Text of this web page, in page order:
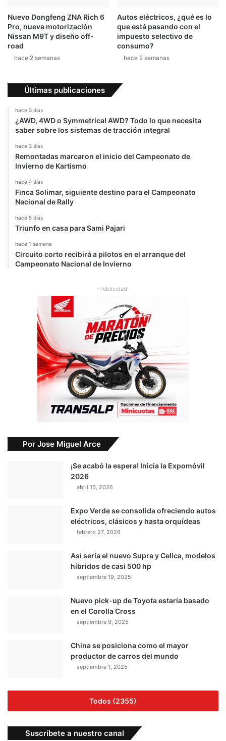
l
i
c
m
i
n
P
i
l
A
u
t
Nuevo Dongfeng ZNA Rich 6
Pro, nueva motorización
Nissan M9T y diseño off-
road
hace 2 semanas
Autos eléctricos, ¿qué es lo
que está pasando con el
impuesto selectivo de
consumo?
hace 2 semanas
Últimas publicaciones
hace 3 días
¿AWD, 4WD o Symmetrical AWD? Todo lo que necesita
saber sobre los sistemas de tracción integral
hace 3 días
Remontadas marcaron el inicio del Campeonato de
Invierno de Kartismo
hace 4 días
Finca Solimar, siguiente destino para el Campeonato
Nacional de Rally
hace 5 días
Triunfo en casa para Sami Pajari
hace 1 semana
Circuito corto recibirá a pilotos en el arranque del
Campeonato Nacional de Invierno
-Publicidad-
Por Jose Miguel Arce
¡Se acabó la espera! Inicia la Expomóvil
2026
abril 15, 2026
Expo Verde se consolida ofreciendo autos
eléctricos, clásicos y hasta orquídeas
febrero 27, 2026
Así sería el nuevo Supra y Celica, modelos
híbridos de casi 500 hp
septiembre 19, 2025
Nuevo pick-up de Toyota estaría basado
en el Corolla Cross
septiembre 9, 2025
China se posiciona como el mayor
productor de carros del mundo
septiembre 1, 2025
Todos (2355)
Suscríbete a nuestro canal